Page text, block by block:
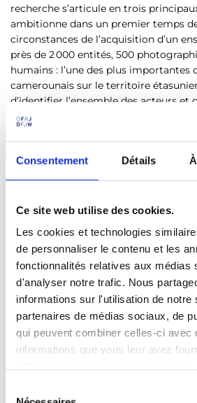
Consentement Détails
Ce site web utilise des cookies.
Les cookies et technologies
de personnaliser le contenu et les
fonctionnalités relatives aux médias
d'analyser notre trafic. Nous
informations sur l'utilisation de notre
partenaires de médias sociaux, de
qui peuvent combiner celles-ci avec
informations que vous leur avez
recherche s’articule en trois
ambitionne dans un premier temps
circonstances de l’acquisition d’un
près de 2 000 entités, 500
humains : l’une des plus importantes
camerounais sur le territoire
d’identifier l’ensemble des acteurs et
actions au contexte géopolitique et
deux-guerres. Ensuite, il s’agit
collection par le prisme des
d’après 1945. Enfin, ce travail se
possibilités d’une (ré)appropriation de
convoque donc histoire coloniale,
(double) spoliations.